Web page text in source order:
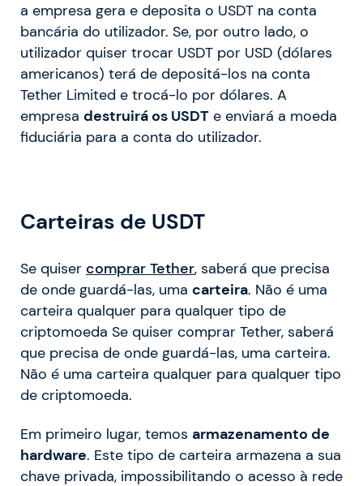
a empresa gera e deposita o USDT na conta
bancária do utilizador. Se, por outro lado, o
utilizador quiser trocar USDT por USD (dólares
americanos) terá de depositá-los na conta
Tether Limited e trocá-lo por dólares. A
empresa destruirá os USDT e enviará a moeda
fiduciária para a conta do utilizador.
Carteiras de USDT
Se quiser comprar Tether, saberá que precisa
de onde guardá-las, uma carteira. Não é uma
carteira qualquer para qualquer tipo de
criptomoeda Se quiser comprar Tether, saberá
que precisa de onde guardá-las, uma carteira.
Não é uma carteira qualquer para qualquer tipo
de criptomoeda.
Em primeiro lugar, temos armazenamento de
hardware. Este tipo de carteira armazena a sua
chave privada, impossibilitando o acesso à rede